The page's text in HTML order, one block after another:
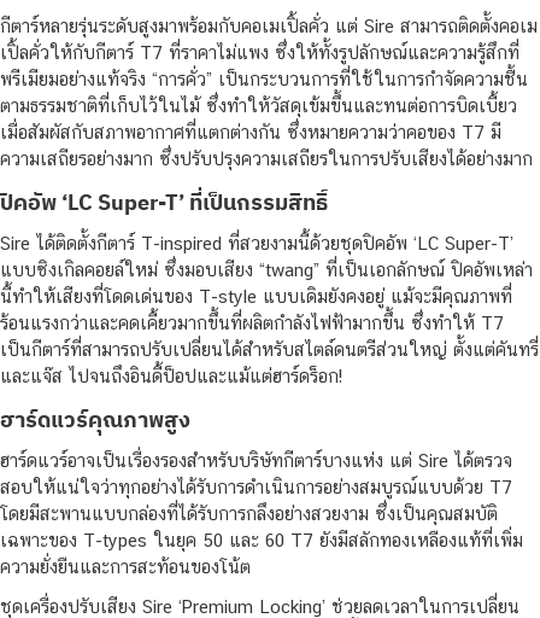
กีตาร์หลายรุ่นระดับสูงมาพร้อมกับคอเมเปิ้ลคั่ว แต่ Sire สามารถติดตั้งคอเม
เปิ้ลคั่วให้กับกีตาร์ T7 ที่ราคาไม่แพง ซึ่งให้ทั้งรูปลักษณ์และความรู้สึกที่
พรีเมียมอย่างแท้จริง “การคั่ว” เป็นกระบวนการที่ใช้ในการกำจัดความชื้น
ตามธรรมชาติที่เก็บไว้ในไม้ ซึ่งทำให้วัสดุเข้มขึ้นและทนต่อการบิดเบี้ยว
เมื่อสัมผัสกับสภาพอากาศที่แตกต่างกัน ซึ่งหมายความว่าคอของ T7 มี
ความเสถียรอย่างมาก ซึ่งปรับปรุงความเสถียรในการปรับเสียงได้อย่างมาก
ปิคอัพ ‘LC Super-T’ ที่เป็นกรรมสิทธิ์
Sire ได้ติดตั้งกีตาร์ T-inspired ที่สวยงามนี้ด้วยชุดปิคอัพ ‘LC Super-T’
แบบซิงเกิลคอยล์ใหม่ ซึ่งมอบเสียง “twang” ที่เป็นเอกลักษณ์ ปิคอัพเหล่า
นี้ทำให้เสียงที่โดดเด่นของ T-style แบบเดิมยังคงอยู่ แม้จะมีคุณภาพที่
ร้อนแรงกว่าและคดเคี้ยวมากขึ้นที่ผลิตกำลังไฟฟ้ามากขึ้น ซึ่งทำให้ T7
เป็นกีตาร์ที่สามารถปรับเปลี่ยนได้สำหรับสไตล์ดนตรีส่วนใหญ่ ตั้งแต่คันทรี่
และแจ๊ส ไปจนถึงอินดี้ป็อปและแม้แต่ฮาร์ดร็อก!
ฮาร์ดแวร์คุณภาพสูง
ฮาร์ดแวร์อาจเป็นเรื่องรองสำหรับบริษัทกีตาร์บางแห่ง แต่ Sire ได้ตรวจ
สอบให้แน่ใจว่าทุกอย่างได้รับการดำเนินการอย่างสมบูรณ์แบบด้วย T7
โดยมีสะพานแบบกล่องที่ได้รับการกลึงอย่างสวยงาม ซึ่งเป็นคุณสมบัติ
เฉพาะของ T-types ในยุค 50 และ 60 T7 ยังมีสลักทองเหลืองแท้ที่เพิ่ม
ความยั่งยืนและการสะท้อนของโน้ต
ชุดเครื่องปรับเสียง Sire ‘Premium Locking’ ช่วยลดเวลาในการเปลี่ยน